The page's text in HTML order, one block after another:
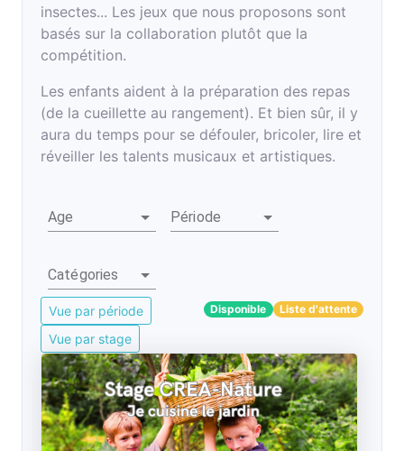
insectes... Les jeux que nous proposons sont
basés sur la collaboration plutôt que la
compétition.
Les enfants aident à la préparation des repas
(de la cueillette au rangement). Et bien sûr, il y
aura du temps pour se défouler, bricoler, lire et
réveiller les talents musicaux et artistiques.
Age Période
Catégories
Vue par période
Vue par stage
Disponible Liste d'attente